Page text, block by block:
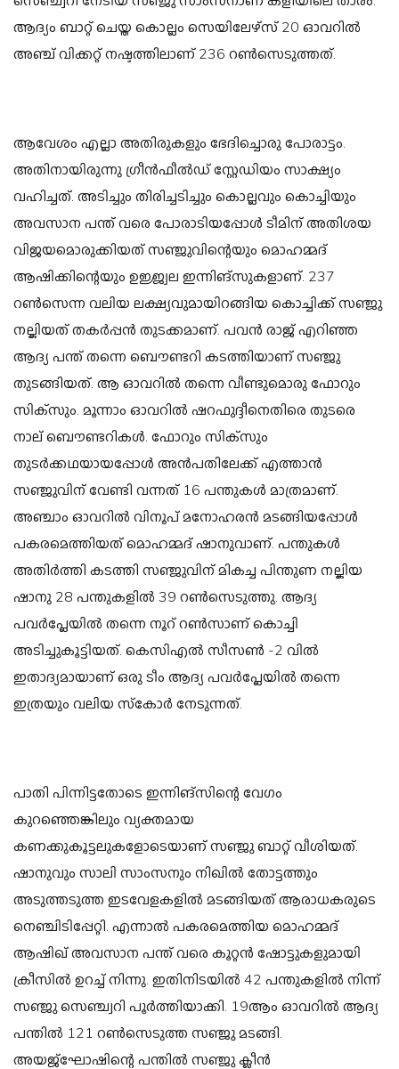
ആദ്യം ബാറ്റ് ചെയ്ത കൊല്ലം സെയിലേഴ്‌സ് 20 ഓവറില്‍
അഞ്ച് വിക്കറ്റ് നഷ്ടത്തിലാണ് 236 റണ്‍സെടുത്തത്.
ആവേശം എല്ലാ അതിരുകളും ഭേദിച്ചൊരു പോരാട്ടം.
അതിനായിരുന്നു ഗ്രീന്‍ഫീല്‍ഡ് സ്റ്റേഡിയം സാക്ഷ്യം
വഹിച്ചത്. അടിച്ചും തിരിച്ചടിച്ചും കൊല്ലവും കൊച്ചിയും
അവസാന പന്ത് വരെ പോരാടിയപ്പോള്‍ ടീമിന് അതിശയ
വിജയമൊരുക്കിയത് സഞ്ജുവിന്റെയും മൊഹമ്മദ്
ആഷിക്കിന്റെയും ഉജ്ജ്വല ഇന്നിങ്‌സുകളാണ്. 237
റണ്‍സെന്ന വലിയ ലക്ഷ്യവുമായിറങ്ങിയ കൊച്ചിക്ക് സഞ്ജു
നല്കിയത് തകര്‍പ്പന്‍ തുടക്കമാണ്. പവന്‍ രാജ് എറിഞ്ഞ
ആദ്യ പന്ത് തന്നെ ബൌണ്ടറി കടത്തിയാണ് സഞ്ജു
തുടങ്ങിയത്. ആ ഓവറില്‍ തന്നെ വീണ്ടുമൊരു ഫോറും
സിക്‌സും. മൂന്നാം ഓവറില്‍ ഷറഫുദ്ദീനെതിരെ തുടരെ
നാല് ബൌണ്ടറികള്‍. ഫോറും സിക്‌സും
തുടര്‍ക്കഥയായപ്പോള്‍ അന്‍പതിലേക്ക് എത്താന്‍
സഞ്ജുവിന് വേണ്ടി വന്നത് 16 പന്തുകള്‍ മാത്രമാണ്.
അഞ്ചാം ഓവറില്‍ വിനൂപ് മനോഹരന്‍ മടങ്ങിയപ്പോള്‍
പകരമെത്തിയത് മൊഹമ്മദ് ഷാനുവാണ്. പന്തുകള്‍
അതിര്‍ത്തി കടത്തി സഞ്ജുവിന് മികച്ച പിന്തുണ നല്കിയ
ഷാനു 28 പന്തുകളില്‍ 39 റണ്‍സെടുത്തു. ആദ്യ
പവര്‍പ്ലേയില്‍ തന്നെ നൂറ് റണ്‍സാണ് കൊച്ചി
അടിച്ചുകൂട്ടിയത്. കെസിഎല്‍ സീസണ്‍ -2 വില്‍
ഇതാദ്യമായാണ് ഒരു ടീം ആദ്യ പവര്‍പ്ലേയില്‍ തന്നെ
ഇത്രയും വലിയ സ്‌കോര്‍ നേടുന്നത്.
പാതി പിന്നിട്ടതോടെ ഇന്നിങ്‌സിന്റെ വേഗം
കുറഞ്ഞെങ്കിലും വ്യക്തമായ
കണക്കുകൂട്ടലുകളോടെയാണ് സഞ്ജു ബാറ്റ് വീശിയത്.
ഷാനുവും സാലി സാംസനും നിഖില്‍ തോട്ടത്തും
അടുത്തടുത്ത ഇടവേളകളില്‍ മടങ്ങിയത് ആരാധകരുടെ
നെഞ്ചിടിപ്പേറ്റി. എന്നാല്‍ പകരമെത്തിയ മൊഹമ്മദ്
ആഷിഖ് അവസാന പന്ത് വരെ കൂറ്റന്‍ ഷോട്ടുകളുമായി
ക്രീസില്‍ ഉറച്ച് നിന്നു. ഇതിനിടയില്‍ 42 പന്തുകളില്‍ നിന്ന്
സഞ്ജു സെഞ്ച്വറി പൂര്‍ത്തിയാക്കി. 19ആം ഓവറില്‍ ആദ്യ
പന്തില്‍ 121 റണ്‍സെടുത്ത സഞ്ജു മടങ്ങി.
അയജ്‌ഘോഷിന്റെ പന്തില്‍ സഞ്ജു ക്ലീന്‍